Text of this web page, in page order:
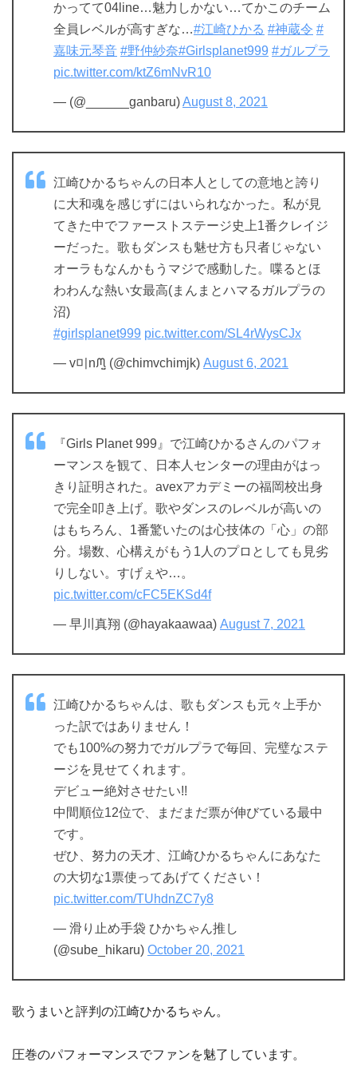
かってて04line…魅力しかない…てかこのチーム
全員レベルが高すぎな…#江崎ひかる #神蔵令 #
嘉味元琴音 #野仲紗奈#Girlsplanet999 #ガルプラ
pic.twitter.com/ktZ6mNvR10
— (@______ganbaru)August 8, 2021
江崎ひかるちゃんの日本人としての意地と誇り
に大和魂を感じずにはいられなかった。私が見
てきた中でファーストステージ史上1番クレイジ
ーだった。歌もダンスも魅せ方も只者じゃない
オーラもなんかもうマジで感動した。喋るとほ
わわんな熱い女最高(まんまとハマるガルプラの
沼)
#girlsplanet999 pic.twitter.com/SL4rWysCJx
— v미nᙏ̤̫ (@chimvchimjk) August 6, 2021
『Girls Planet 999』で江崎ひかるさんのパフォ
ーマンスを観て、日本人センターの理由がはっ
きり証明された。avexアカデミーの福岡校出身
で完全叩き上げ。歌やダンスのレベルが高いの
はもちろん、1番驚いたのは心技体の「心」の部
分。場数、心構えがもう1人のプロとしても見劣
りしない。すげぇや…。
pic.twitter.com/cFC5EKSd4f
— 早川真翔 (@hayakaawaa) August 7, 2021
江崎ひかるちゃんは、歌もダンスも元々上手か
った訳ではありません！
でも100%の努力でガルプラで毎回、完璧なステ
ージを見せてくれます。
デビュー絶対させたい!!
中間順位12位で、まだまだ票が伸びている最中
です。
ぜひ、努力の天才、江崎ひかるちゃんにあなた
の大切な1票使ってあげてください！
pic.twitter.com/TUhdnZC7y8
— 滑り止め手袋 ひかちゃん推し
(@sube_hikaru) October 20, 2021
歌うまいと評判の江崎ひかるちゃん。
圧巻のパフォーマンスでファンを魅了しています。